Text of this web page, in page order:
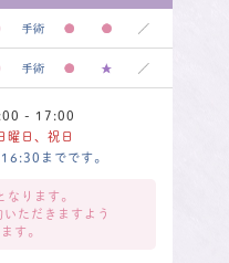
- 17:00
日、祝日
までです。
ります。
ただきますよう
す。